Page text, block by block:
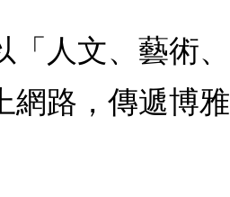
人文、藝術
路，傳遞博